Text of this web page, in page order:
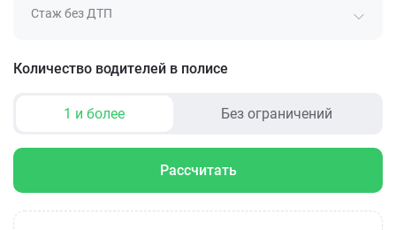
Стаж без ДТП
Количество водителей в полисе
1 и более Без ограничений
Рассчитать